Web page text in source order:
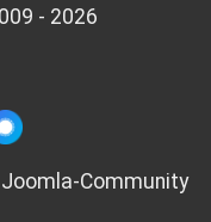
- 2026
Joomla-Community